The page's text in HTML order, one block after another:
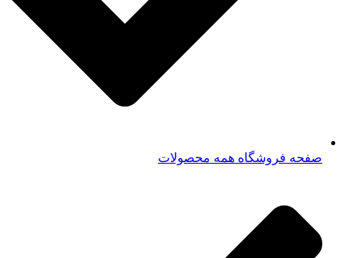
صفحه فروشگاه همه محصولات​